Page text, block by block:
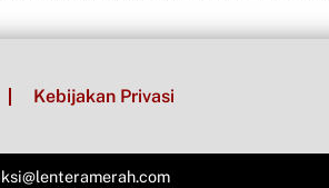
Kebijakan Privasi